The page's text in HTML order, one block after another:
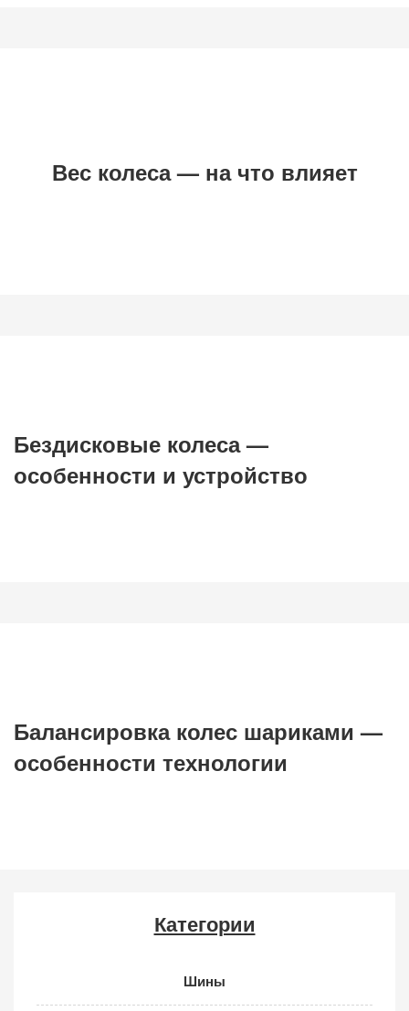
Вес колеса — на что влияет
Бездисковые колеса —
особенности и устройство
Балансировка колес шариками —
особенности технологии
Категории
Шины